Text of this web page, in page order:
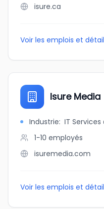
isure.ca
Voir les emplois et
Isure Media
Industrie: IT
1-10 employés
isuremedia.com
Voir les emplois et